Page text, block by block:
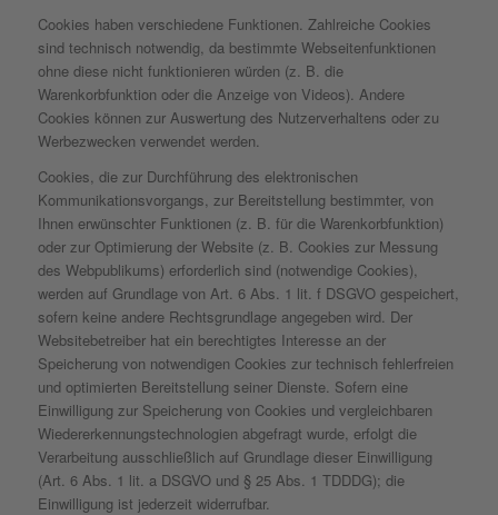
Cookies haben verschiedene Funktionen. Zahlreiche Cookies
sind technisch notwendig, da bestimmte Webseitenfunktionen
ohne diese nicht funktionieren würden (z. B. die
Warenkorbfunktion oder die Anzeige von Videos). Andere
Cookies können zur Auswertung des Nutzerverhaltens oder zu
Werbezwecken verwendet werden.
Cookies, die zur Durchführung des elektronischen
Kommunikationsvorgangs, zur Bereitstellung bestimmter, von
Ihnen erwünschter Funktionen (z. B. für die Warenkorbfunktion)
oder zur Optimierung der Website (z. B. Cookies zur Messung
des Webpublikums) erforderlich sind (notwendige Cookies),
werden auf Grundlage von Art. 6 Abs. 1 lit. f DSGVO gespeichert,
sofern keine andere Rechtsgrundlage angegeben wird. Der
Websitebetreiber hat ein berechtigtes Interesse an der
Speicherung von notwendigen Cookies zur technisch fehlerfreien
und optimierten Bereitstellung seiner Dienste. Sofern eine
Einwilligung zur Speicherung von Cookies und vergleichbaren
Wiedererkennungstechnologien abgefragt wurde, erfolgt die
Verarbeitung ausschließlich auf Grundlage dieser Einwilligung
(Art. 6 Abs. 1 lit. a DSGVO und § 25 Abs. 1 TDDDG); die
Einwilligung ist jederzeit widerrufbar.